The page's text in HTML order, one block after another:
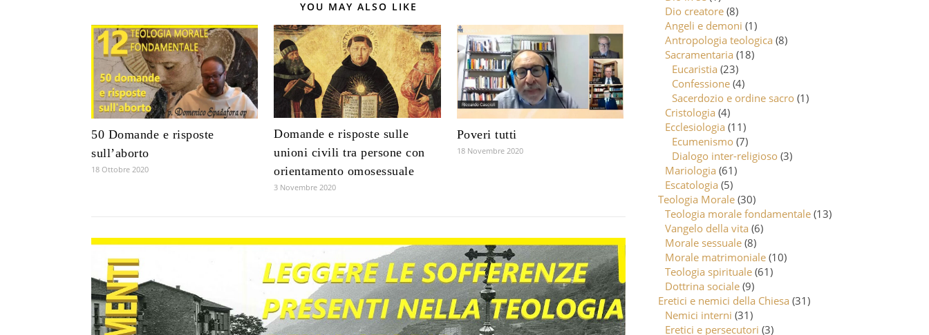
YOU MAY ALSO LIKE
50 Domande e risposte
sull’aborto
18 Ottobre 2020
Domande e risposte sulle
unioni civili tra persone con
orientamento omosessuale
3 Novembre 2020
Poveri tutti
18 Novembre 2020
Dio creatore (8)
Angeli e demoni (1)
Antropologia teologica (8)
Sacramentaria (18)
Eucaristia (23)
Confessione (4)
Sacerdozio e ordine sacro (1)
Cristologia (4)
Ecclesiologia (11)
Ecumenismo (7)
Dialogo inter-religioso (3)
Mariologia (61)
Escatologia (5)
Teologia Morale (30)
Teologia morale fondamentale (13)
Vangelo della vita (6)
Morale sessuale (8)
Morale matrimoniale (10)
Teologia spirituale (61)
Dottrina sociale (9)
Eretici e nemici della Chiesa (31)
Nemici interni (31)
Eretici e persecutori (3)